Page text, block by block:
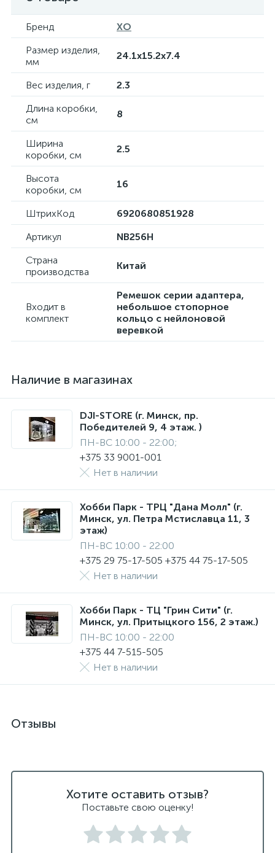
Бренд
XO
Размер изделия,
мм
24.1х15.2х7.4
Вес изделия, г
2.3
Длина коробки,
см
8
Ширина
коробки, см
2.5
Высота
коробки, см
16
ШтрихКод
6920680851928
Артикул
NB256H
Страна
производства
Китай
Входит в
комплект
Ремешок серии адаптера,
небольшое стопорное
кольцо с нейлоновой
веревкой
Наличие в магазинах
DJI-STORE (г. Минск, пр.
Победителей 9, 4 этаж. )
ПН-ВС 10:00 - 22:00;
+375 33 9001-001
Нет в наличии
Хобби Парк - ТРЦ "Дана Молл" (г.
Минск, ул. Петра Мстиславца 11, 3
этаж)
ПН-ВС 10:00 - 22:00
+375 29 75-17-505 +375 44 75-17-505
Нет в наличии
Хобби Парк - ТЦ "Грин Сити" (г.
Минск, ул. Притыцкого 156, 2 этаж.)
ПН-ВС 10:00 - 22:00
+375 44 7-515-505
Нет в наличии
Отзывы
Хотите оставить отзыв?
Поставьте свою оценку!